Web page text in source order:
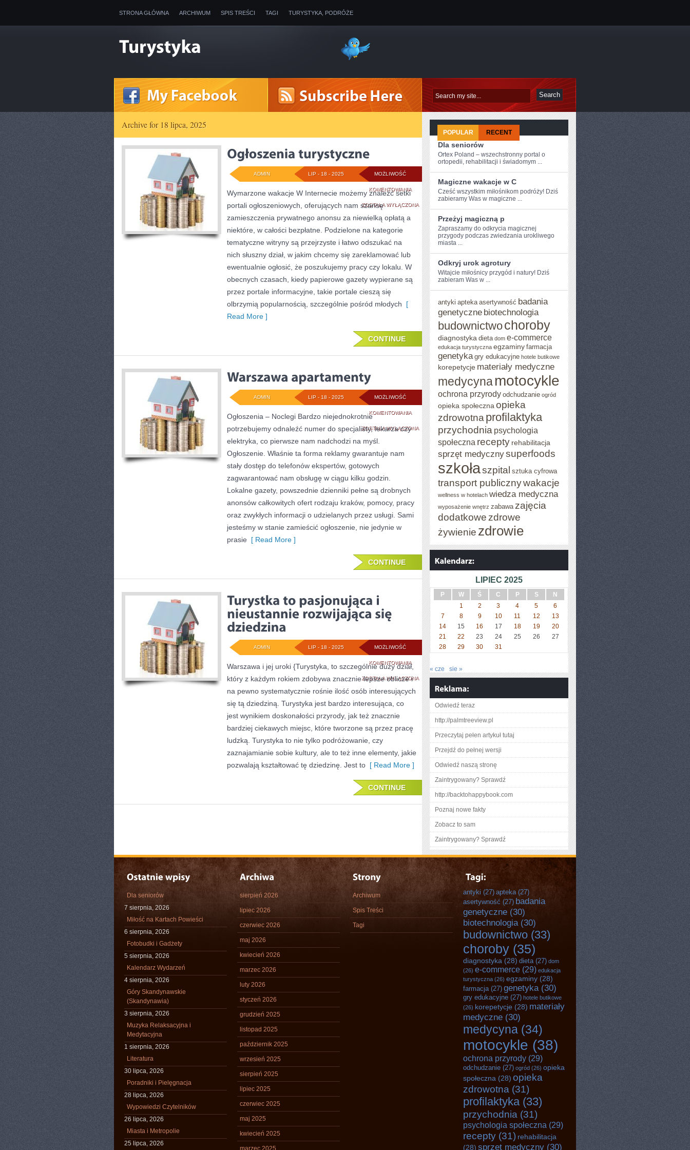
STRONA GŁÓWNA ARCHIWUM SPIS TREŚCI TAGI TURYSTYKA, PODRÓŻE
Archive for 18 lipca, 2025
MOŻLIWOŚĆ
KOMENTOWANIAOGŁOSZENIA
TURYSTYCZNE
ZOSTAŁA WYŁĄCZONA
LIP - 18 - 2025
ADMIN
Wymarzone wakacje W Internecie możemy znaleźć setki
portali ogłoszeniowych, oferujących nam szansę
zamieszczenia prywatnego anonsu za niewielką opłatą a
niektóre, w całości bezpłatne. Podzielone na kategorie
tematyczne witryny są przejrzyste i łatwo odszukać na
nich słuszny dział, w jakim chcemy się zareklamować lub
ewentualnie ogłosić, że poszukujemy pracy czy lokalu. W
obecnych czasach, kiedy papierowe gazety wypierane są
przez portale informacyjne, takie portale cieszą się
olbrzymią popularnością, szczególnie pośród młodych [
Read More ]
CONTINUE
MOŻLIWOŚĆ
KOMENTOWANIAWARSZAWA
APARTAMENTY
ZOSTAŁA WYŁĄCZONA
LIP - 18 - 2025
ADMIN
Ogłoszenia – Noclegi Bardzo niejednokrotnie
potrzebujemy odnaleźć numer do specjalisty, lekarza czy
elektryka, co pierwsze nam nadchodzi na myśl.
Ogłoszenie. Właśnie ta forma reklamy gwarantuje nam
stały dostęp do telefonów ekspertów, gotowych
zagwarantować nam obsługę w ciągu kilku godzin.
Lokalne gazety, powszednie dzienniki pełne są drobnych
anonsów całkowitych ofert rodzaju kraków, pomocy, pracy
oraz zwykłych informacji o udzielanych przez usługi. Sami
jesteśmy w stanie zamieścić ogłoszenie, nie jedynie w
prasie [ Read More ]
CONTINUE
MOŻLIWOŚĆ
KOMENTOWANIATURYSTKA
TO
PASJONUJĄCA
NIEUSTANNIE
ROZWIJAJĄCA
SIĘ
DZIEDZINA
ZOSTAŁA WYŁĄCZONA
LIP - 18 - 2025
ADMIN
Warszawa i jej uroki {Turystyka, to szczególnie duży dział,
który z każdym rokiem zdobywa znacznie lepsze oblicze i
na pewno systematycznie rośnie ilość osób interesujących
się tą dziedziną. Turystyka jest bardzo interesująca, co
jest wynikiem doskonałości przyrody, jak też znacznie
bardziej ciekawych miejsc, które tworzone są przez pracę
ludzką. Turystyka to nie tylko podróżowanie, czy
zaznajamianie sobie kultury, ale to też inne elementy, jakie
pozwalają kształtować tę dziedzinę. Jest to [ Read More ]
CONTINUE
POPULAR RECENT
Dla seniorów
Ortex Poland – wszechstronny portal o
ortopedii, rehabilitacji i świadomym ...
Magiczne wakacje w C
Cześć wszystkim miłośnikom ⁢podróży! Dziś
zabieramy Was w magiczne ...
Przeżyj magiczną p
Zapraszamy ⁣do odkrycia magicznej
przygody podczas zwiedzania urokliwego
miasta ...
Odkryj urok agrotury
Witajcie ⁤miłośnicy przygód i natury! Dziś
zabieram Was w ...
antyki apteka asertywność badania
genetyczne biotechnologia
budownictwochoroby
diagnostyka dieta dom e-commerce
edukacja turystyczna egzaminy farmacja
genetyka gry edukacyjne hotele butikowe
korepetycje materiały medyczne
medycynamotocykle
ochrona przyrody odchudzanie ogród
opieka społeczna opieka
zdrowotna profilaktyka
przychodnia psychologia
społeczna recepty rehabilitacja
sprzęt medycznysuperfoods
szkołaszpital sztuka cyfrowa
transport publicznywakacje
wellness w hotelach wiedza medyczna
wyposażenie wnętrz zabawa zajęcia
dodatkowe zdrowe
żywienie zdrowie
LIPIEC 2025
P W Ś C P S
N
1
2 3 4 5
6
7
8 9 10 11 12
13
14
15 16 17 18 19
20
21
22 23 24 25 26
27
28
29 30 31
« cze sie »
Odwiedź teraz
http://palmtreeview.pl
Przeczytaj pełen artykuł tutaj
Przejdź do pełnej wersji
Odwiedź naszą stronę
Zaintrygowany? Sprawdź
http://backtohappybook.com
Poznaj nowe fakty
Zobacz to sam
Zaintrygowany? Sprawdź
Dla seniorów
7 sierpnia, 2026
Miłość na Kartach Powieści
6 sierpnia, 2026
Fotobudki i Gadżety
5 sierpnia, 2026
Kalendarz Wydarzeń
4 sierpnia, 2026
Góry Skandynawskie
(Skandynawia)
3 sierpnia, 2026
Muzyka Relaksacyjna i
Medytacyjna
1 sierpnia, 2026
Literatura
30 lipca, 2026
Poradniki i Pielęgnacja
28 lipca, 2026
Wypowiedzi Czytelników
26 lipca, 2026
Miasta i Metropolie
25 lipca, 2026
sierpień 2026
lipiec 2026
czerwiec 2026
maj 2026
kwiecień 2026
marzec 2026
luty 2026
styczeń 2026
grudzień 2025
listopad 2025
październik 2025
wrzesień 2025
sierpień 2025
lipiec 2025
czerwiec 2025
maj 2025
kwiecień 2025
marzec 2025
Archiwum
Spis Treści
Tagi
antyki (27) apteka(27)
asertywność (27) badania
genetyczne (30)
biotechnologia(30)
budownictwo (33)
choroby (35)
diagnostyka (28) dieta(27) dom
(26) e-commerce (29) edukacja
turystyczna (26) egzaminy (28)
farmacja(27) genetyka(30)
gry edukacyjne (27) hotele butikowe
(26) korepetycje (28) materiały
medyczne (30)
medycyna (34)
motocykle (38)
ochrona przyrody (29)
odchudzanie (27) ogród (26) opieka
społeczna (28) opieka
zdrowotna (31)
profilaktyka(33)
przychodnia (31)
psychologia społeczna (29)
recepty (31) rehabilitacja
(28) sprzęt medyczny (30)